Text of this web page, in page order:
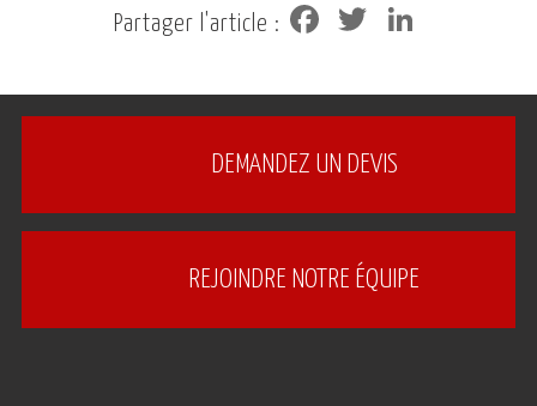
Partager l'article : Facebook
Twitter
DEMANDEZ UN DEVIS
REJOINDRE NOTRE ÉQUIPE